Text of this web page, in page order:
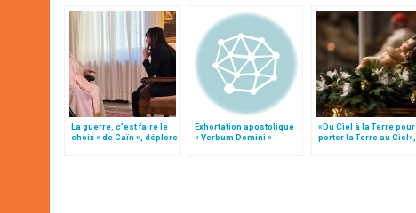
La guerre, c’est faire le
choix « de Caïn », déplore
Exhortation apostolique
« Verbum Domini »
«Du Ciel à la Terre pour
porter la Terre au Ciel»,